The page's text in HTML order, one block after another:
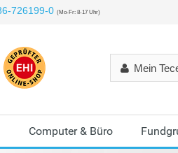
726199-0 (Mo-Fr: 8-17 Uhr)
Mein
Computer & Büro